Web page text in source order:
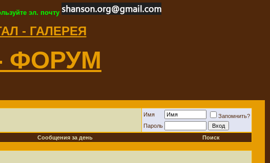
эл. почту
- ГАЛЕРЕЯ
ФОРУМ
Имя
Запомнить?
Пароль
Сообщения за день Поиск